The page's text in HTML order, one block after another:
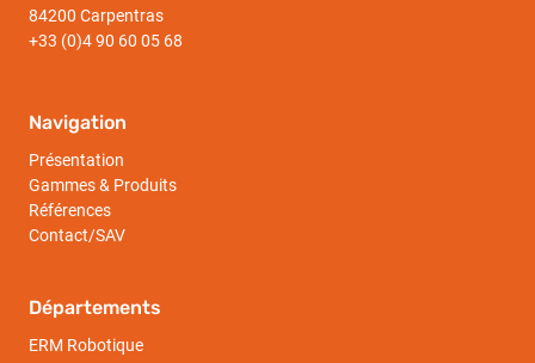
84200 Carpentras
+33 (0)4 90 60 05 68
Navigation
Présentation
Gammes & Produits
Références
Contact/SAV
Départements
ERM Robotique